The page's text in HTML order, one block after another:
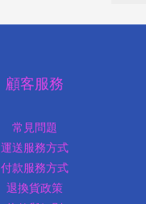
顧客服務
常見問題
運送服務方式
付款服務方式
退換貨政策